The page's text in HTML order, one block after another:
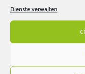
Dienste verwalten